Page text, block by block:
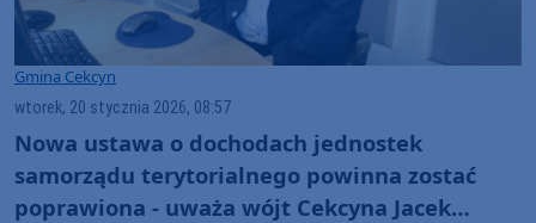
Gmina Cekcyn
wtorek, 20 stycznia 2026, 08:57
Nowa ustawa o dochodach jednostek
samorządu terytorialnego powinna zostać
poprawiona - uważa wójt Cekcyna Jacek